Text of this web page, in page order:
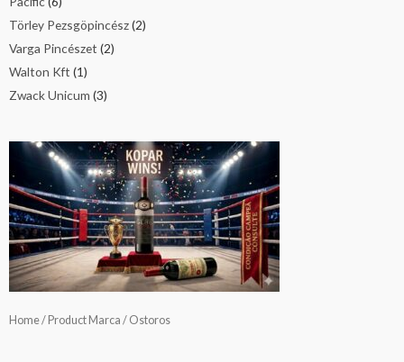
Törley Pezsgöpincész(2)
Varga Pincészet (2)
Walton Kft (1)
Zwack Unicum (3)
Home/ Product Marca / Ostoros